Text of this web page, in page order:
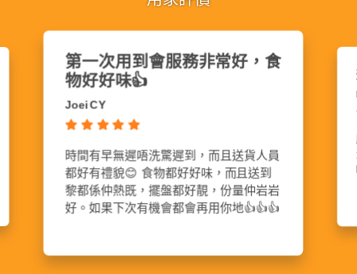
貨準時、味道好味
效果理想、多樣化....總之大家可以試
！我就真心推薦
暫時食過最
份量夠，味道好
食過最好食既到